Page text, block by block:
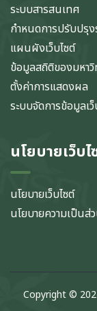
ระบบสารสนเทศ
กำหนดการปรับปรุง
แผนผังเว็บไซต์
ข้อมูลสถิติของมหาวิ
ตั้งค่าการแสดงผล
ระบบจัดการข้อมูลเว็
นโยบายเว็บ
นโยบายเว็บไซต์
นโยบายความเป็นส่
Copyright ©